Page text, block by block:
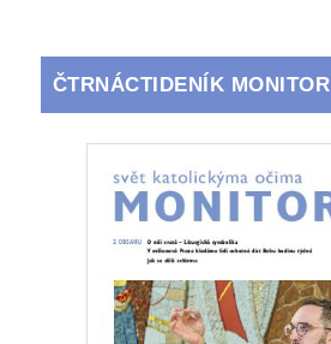
ČTRNÁCTIDENÍK MONITOR